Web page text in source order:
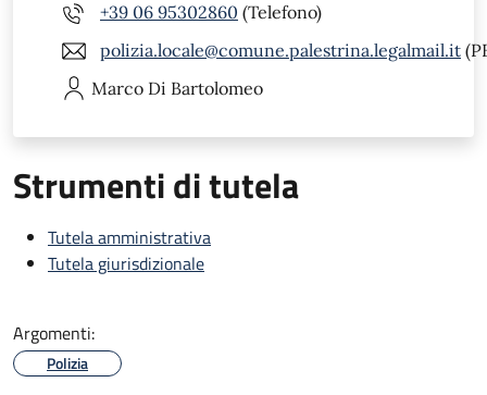
+39 06 95302860 (Telefono)
polizia.locale@comune.palestrina.legalmail.it
Marco Di Bartolomeo
Strumenti di tutela
Tutela amministrativa
Tutela giurisdizionale
Argomenti:
Polizia